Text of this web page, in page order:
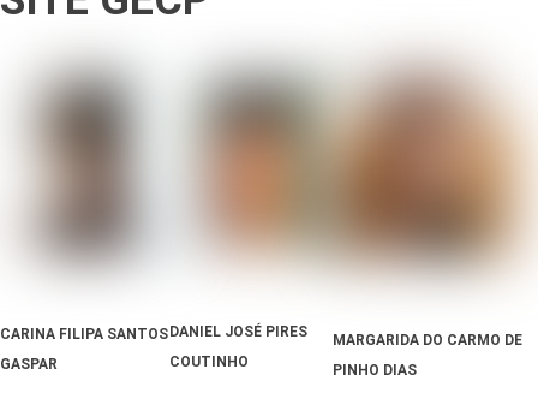
CARINA FILIPA SANTOS
GASPAR
DANIEL JOSÉ PIRES
COUTINHO
MARGARIDA DO CARMO DE
PINHO DIAS